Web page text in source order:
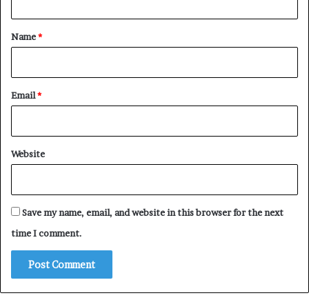
*
Name*
Email*
Website
Save my name, email, and website in this browser for the next
time I comment.